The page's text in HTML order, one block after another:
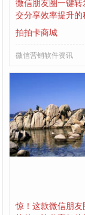
微信朋友圈一键转
交分享效率提升的
拍拍卡商城
微信营销软件资讯
惊！这款微信朋